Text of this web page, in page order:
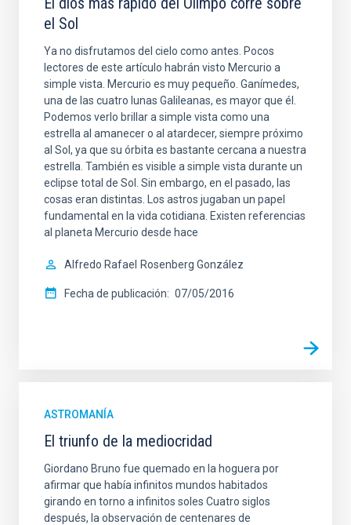
el Sol
Ya no disfrutamos del cielo como antes. Pocos
lectores de este artículo habrán visto Mercurio a
simple vista. Mercurio es muy pequeño. Ganímedes,
una de las cuatro lunas Galileanas, es mayor que él.
Podemos verlo brillar a simple vista como una
estrella al amanecer o al atardecer, siempre próximo
al Sol, ya que su órbita es bastante cercana a nuestra
estrella. También es visible a simple vista durante un
eclipse total de Sol. Sin embargo, en el pasado, las
cosas eran distintas. Los astros jugaban un papel
fundamental en la vida cotidiana. Existen referencias
al planeta Mercurio desde hace
Alfredo Rafael Rosenberg González
Fecha de publicación 07/05/2016
ASTROMANÍA
El triunfo de la mediocridad
Giordano Bruno fue quemado en la hoguera por
afirmar que había infinitos mundos habitados
girando en torno a infinitos soles Cuatro siglos
después, la observación de centenares de